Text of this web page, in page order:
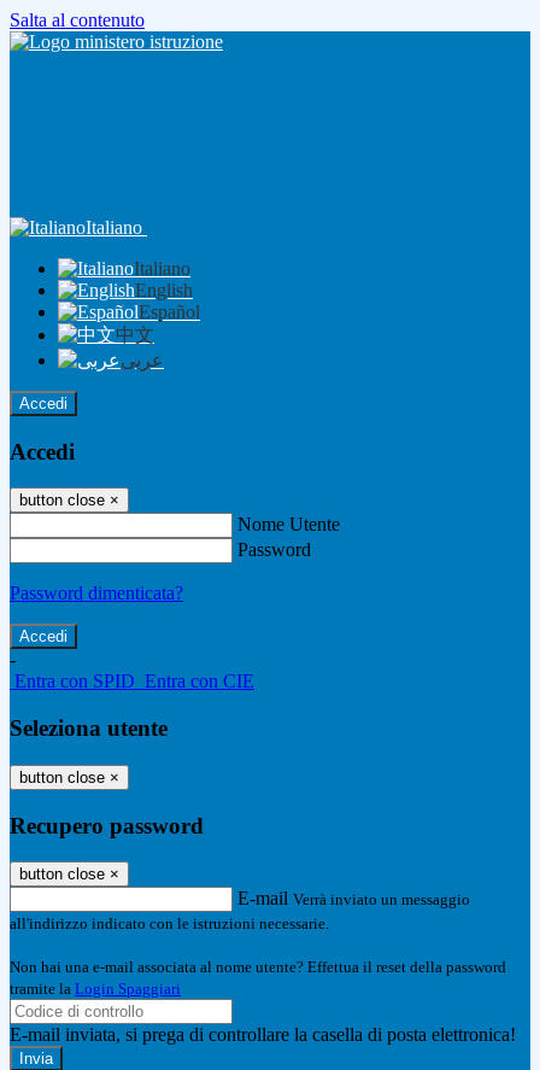
Salta al contenuto
Italiano
Italiano
English
Español
中文
عربى
Accedi
Accedi
button close ×
Nome Utente
Password
Password dimenticata?
-
Entra con SPID Entra con CIE
Seleziona utente
button close ×
Recupero password
button close ×
E-mail Verrà inviato un messaggio
all'indirizzo indicato con le istruzioni necessarie.
Non hai una e-mail associata al nome utente? Effettua il reset della password
tramite la Login Spaggiari
E-mail inviata, si prega di controllare la casella di posta elettronica!